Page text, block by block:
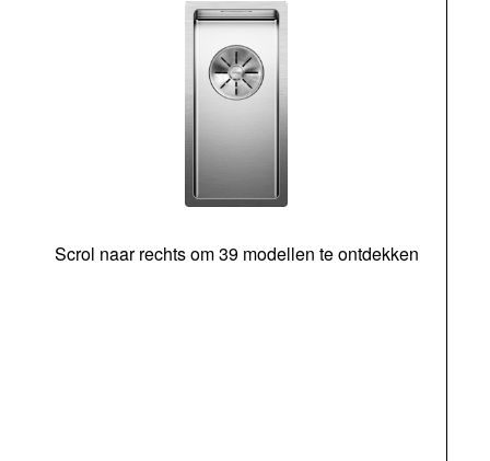
Scrol naar rechts om 39 modellen te ontdekken